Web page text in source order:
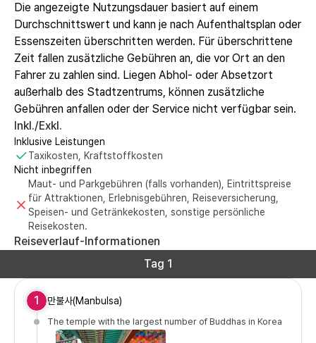
Die angezeigte Nutzungsdauer basiert auf einem
Durchschnittswert und kann je nach Aufenthaltsplan oder
Essenszeiten überschritten werden. Für überschrittene
Zeit fallen zusätzliche Gebühren an, die vor Ort an den
Fahrer zu zahlen sind. Liegen Abhol- oder Absetzort
außerhalb des Stadtzentrums, können zusätzliche
Gebühren anfallen oder der Service nicht verfügbar sein.
Inkl./Exkl.
Inklusive Leistungen
Taxikosten, Kraftstoffkosten
Nicht inbegriffen
Maut- und Parkgebühren (falls vorhanden), Eintrittspreise
für Attraktionen, Erlebnisgebühren, Reiseversicherung,
Speisen- und Getränkekosten, sonstige persönliche
Reisekosten.
Reiseverlauf-Informationen
Tag 1
1 만불사(Manbulsa)
The temple with the largest number of Buddhas in Korea